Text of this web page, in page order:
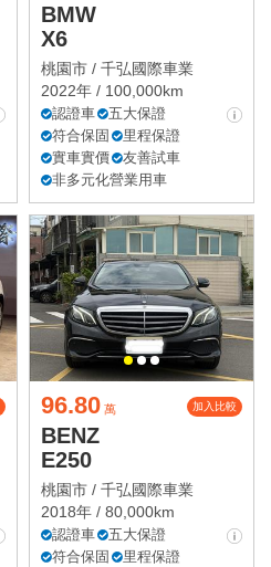
BMW
X6
桃園市 / 千弘國際車業
2022年 / 100,000km
認證車
五大保證
符合保固
里程保證
實車實價
友善試車
非多元化營業用車
96.80 萬 加入比較
BENZ
E250
桃園市 / 千弘國際車業
2018年 / 80,000km
認證車
五大保證
符合保固
里程保證